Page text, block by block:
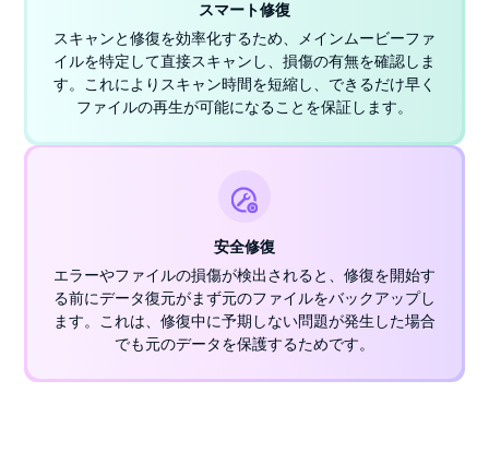
スマート修復
スキャンと修復を効率化するため、メインムービーファ
イルを特定して直接スキャンし、損傷の有無を確認しま
す。これによりスキャン時間を短縮し、できるだけ早く
ファイルの再生が可能になることを保証します。
安全修復
エラーやファイルの損傷が検出されると、修復を開始す
る前にデータ復元がまず元のファイルをバックアップし
ます。これは、修復中に予期しない問題が発生した場合
でも元のデータを保護するためです。